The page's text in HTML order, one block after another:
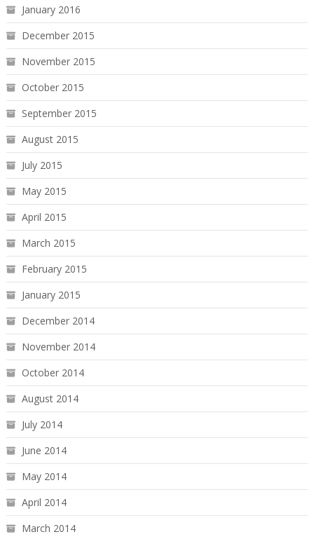
January 2016
December 2015
November 2015
October 2015
September 2015
August 2015
July 2015
May 2015
April 2015
March 2015
February 2015
January 2015
December 2014
November 2014
October 2014
August 2014
July 2014
June 2014
May 2014
April 2014
March 2014